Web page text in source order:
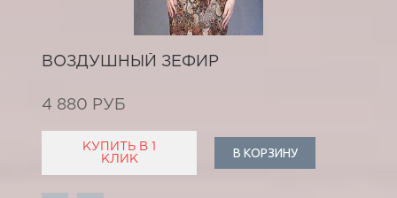
ВОЗДУШНЫЙ ЗЕФИР
4 880 РУБ
КУПИТЬ В 1
КЛИК
В КОРЗИНУ